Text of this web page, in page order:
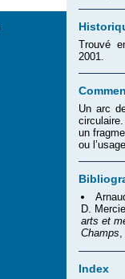
Trouvé
2001.
Un arc
un
ou
D.
arts et
Champs
Index